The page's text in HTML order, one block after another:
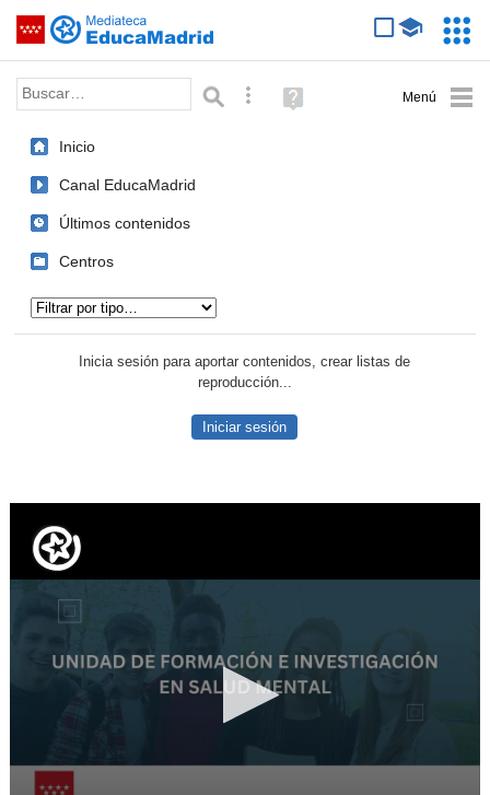
Saltar navegación
Palabra o frase: Búsqueda avanzada
Ayuda
(en
Inicio
Canal EducaMadrid
Últimos contenidos
Centros
Inicia sesión para aportar contenidos, crear listas de
reproducción...
Iniciar sesión